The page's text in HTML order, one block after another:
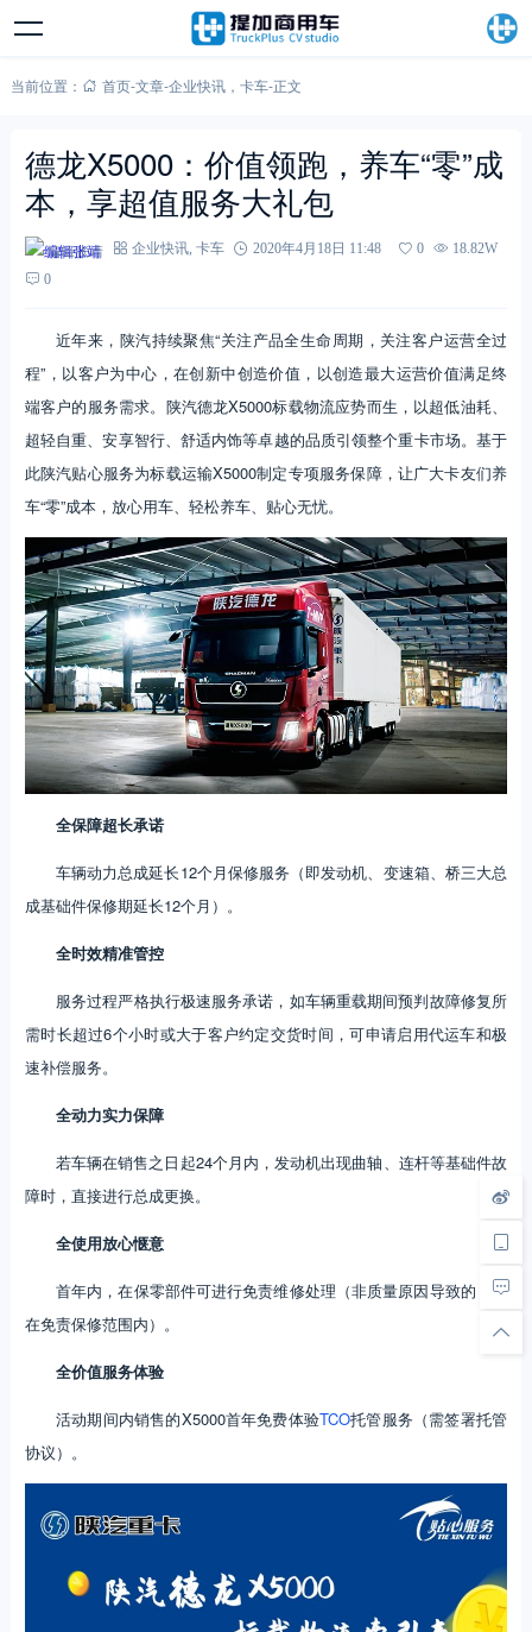
当前位置： 首页-文章-企业快讯， 卡车-正文
德龙X5000：价值领跑，养车“零”成
本，享超值服务大礼包
编辑张靖 企业快讯, 卡车 2020年4月18日 11:48 0
18.82W
0
近年来，陕汽持续聚焦“关注产品全生命周期，关注客户运营全过
程”，以客户为中心，在创新中创造价值，以创造最大运营价值满足终
端客户的服务需求。陕汽德龙X5000标载物流应势而生，以超低油耗、
超轻自重、安享智行、舒适内饰等卓越的品质引领整个重卡市场。基于
此陕汽贴心服务为标载运输X5000制定专项服务保障，让广大卡友们养
车“零”成本，放心用车、轻松养车、贴心无忧。
全保障超长承诺
车辆动力总成延长12个月保修服务（即发动机、变速箱、桥三大总
成基础件保修期延长12个月）。
全时效精准管控
服务过程严格执行极速服务承诺，如车辆重载期间预判故障修复所
需时长超过6个小时或大于客户约定交货时间，可申请启用代运车和极
速补偿服务。
全动力实力保障
若车辆在销售之日起24个月内，发动机出现曲轴、连杆等基础件故
障时，直接进行总成更换。
全使用放心惬意
首年内，在保零部件可进行免责维修处理（非质量原因导致的，不
在免责保修范围内）。
全价值服务体验
活动期间内销售的X5000首年免费体验TCO托管服务（需签署托管
协议）。